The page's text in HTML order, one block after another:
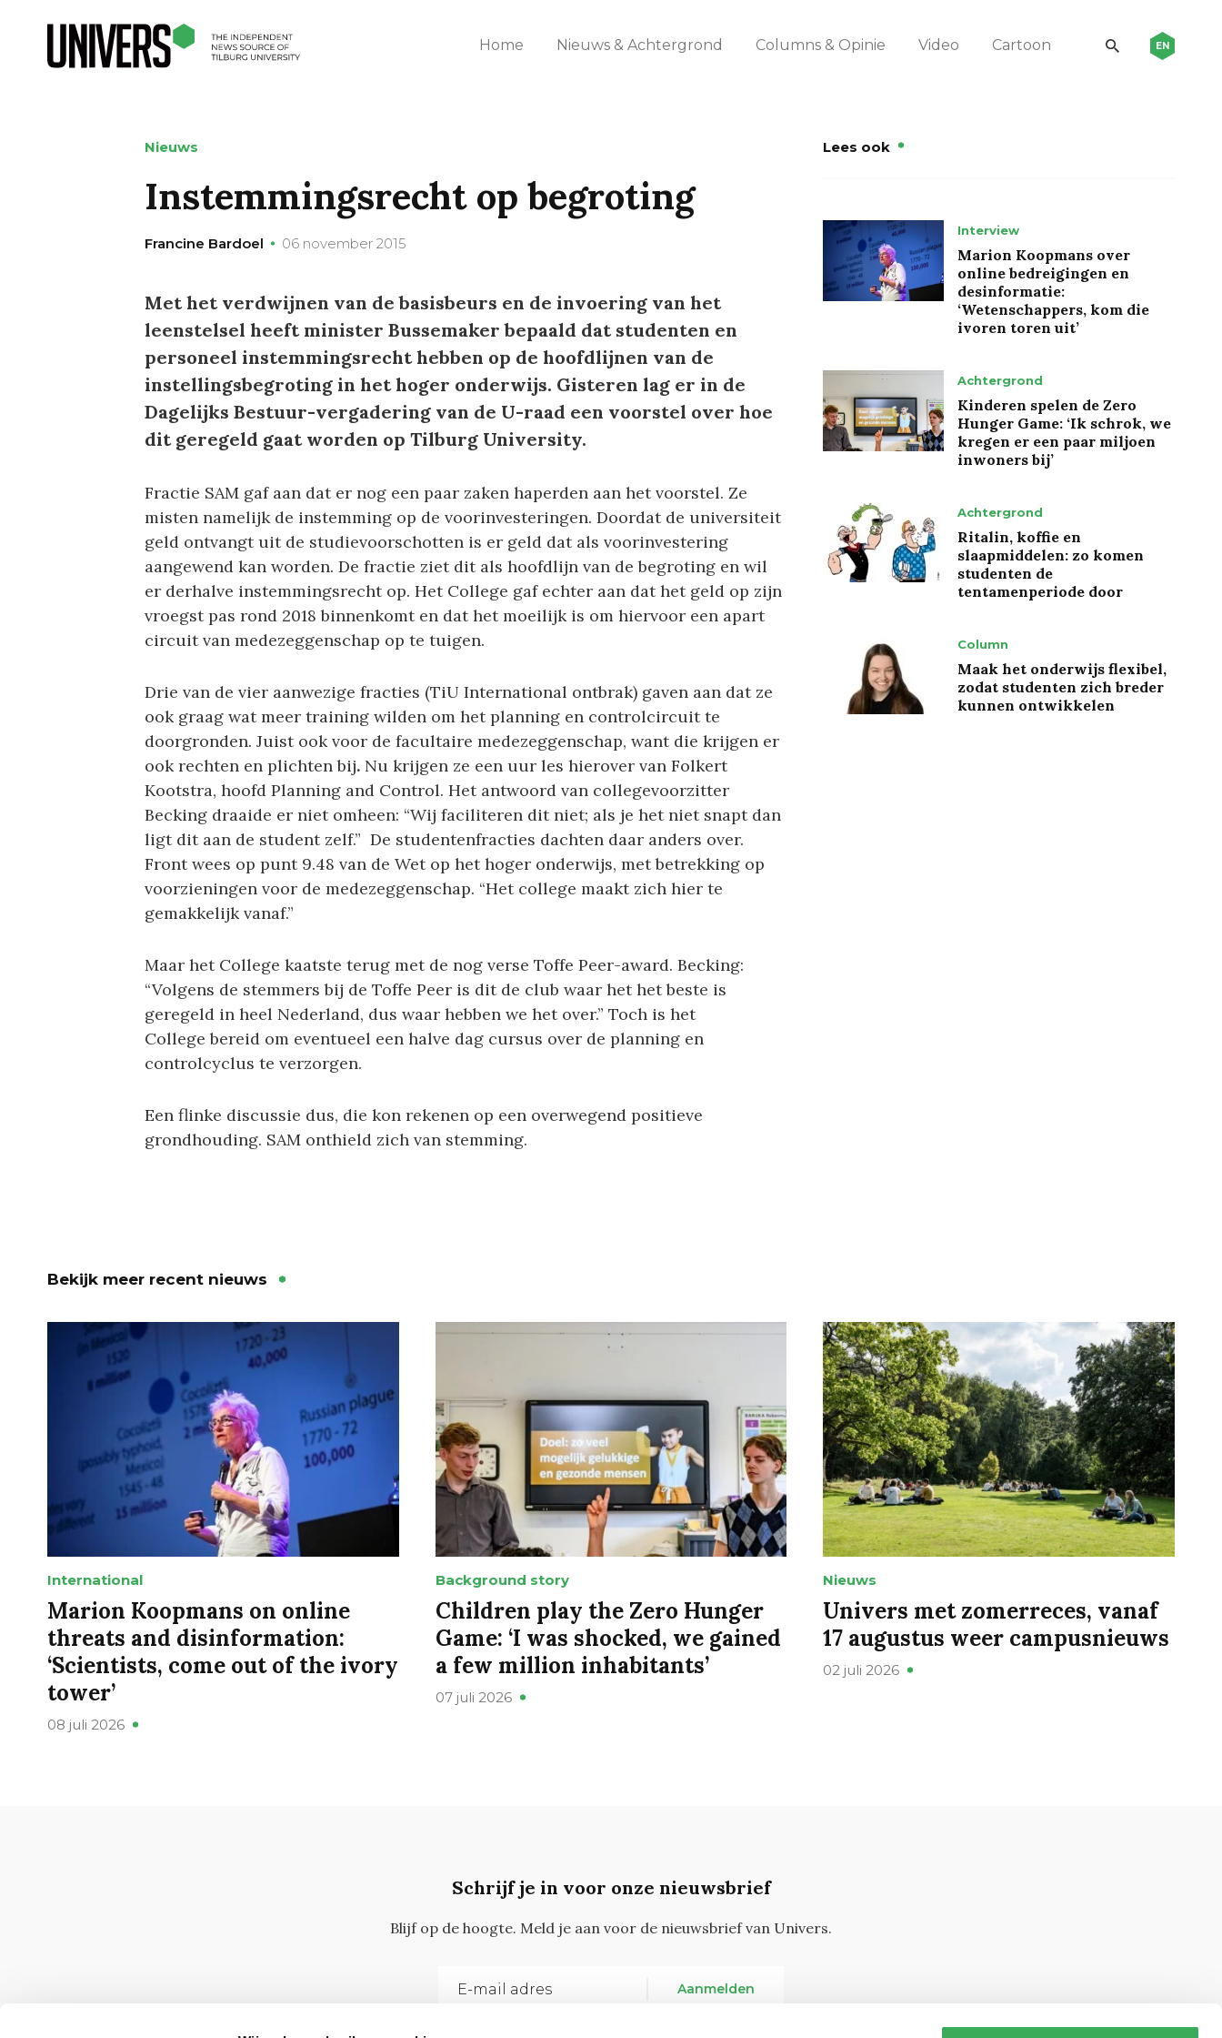
Home Nieuws & Achtergrond Columns & Opinie Video Cartoon EN
Nieuws
Instemmingsrecht op begroting
Francine Bardoel 06 november 2015
Met het verdwijnen van de basisbeurs en de invoering van het
leenstelsel heeft minister Bussemaker bepaald dat studenten en
personeel instemmingsrecht hebben op de hoofdlijnen van de
instellingsbegroting in het hoger onderwijs. Gisteren lag er in de
Dagelijks Bestuur-vergadering van de U-raad een voorstel over hoe
dit geregeld gaat worden op Tilburg University.
Fractie SAM gaf aan dat er nog een paar zaken haperden aan het voorstel. Ze
misten namelijk de instemming op de voorinvesteringen. Doordat de universiteit
geld ontvangt uit de studievoorschotten is er geld dat als voorinvestering
aangewend kan worden. De fractie ziet dit als hoofdlijn van de begroting en wil
er derhalve instemmingsrecht op. Het College gaf echter aan dat het geld op zijn
vroegst pas rond 2018 binnenkomt en dat het moeilijk is om hiervoor een apart
circuit van medezeggenschap op te tuigen.
Drie van de vier aanwezige fracties (TiU International ontbrak) gaven aan dat ze
ook graag wat meer training wilden om het planning en controlcircuit te
doorgronden. Juist ook voor de facultaire medezeggenschap, want die krijgen er
ook rechten en plichten bij.Nu krijgen ze een uur les hierover van Folkert
Kootstra, hoofd Planning and Control. Het antwoord van collegevoorzitter
Becking draaide er niet omheen: “Wij faciliteren dit niet; als je het niet snapt dan
ligt dit aan de student zelf.” De studentenfracties dachten daar anders over.
Front wees op punt 9.48 van de Wet op het hoger onderwijs, met betrekking op
voorzieningen voor de medezeggenschap. “Het college maakt zich hier te
gemakkelijk vanaf.”
Maar het College kaatste terug met de nog verse Toffe Peer-award. Becking:
“Volgens de stemmers bij de Toffe Peer is dit de club waar het het beste is
geregeld in heel Nederland, dus waar hebben we het over.” Toch is het
College bereid om eventueel een halve dag cursus over de planning en
controlcyclus te verzorgen.
Een flinke discussie dus, die kon rekenen op een overwegend positieve
grondhouding. SAM onthield zich van stemming.
Lees ook
Interview
Marion Koopmans over
online bedreigingen en
desinformatie:
‘Wetenschappers, kom die
ivoren toren uit’
Achtergrond
Kinderen spelen de Zero
Hunger Game: ‘Ik schrok, we
kregen er een paar miljoen
inwoners bij’
Achtergrond
Ritalin, koffie en
slaapmiddelen: zo komen
studenten de
tentamenperiode door
Column
Maak het onderwijs flexibel,
zodat studenten zich breder
kunnen ontwikkelen
Bekijk meer recent nieuws
International
Marion Koopmans on online
threats and disinformation:
‘Scientists, come out of the ivory
tower’
08 juli 2026
Background story
Children play the Zero Hunger
Game: ‘I was shocked, we gained
a few million inhabitants’
07 juli 2026
Nieuws
Univers met zomerreces, vanaf
17 augustus weer campusnieuws
02 juli 2026
Schrijf je in voor onze nieuwsbrief
Blijf op de hoogte. Meld je aan voor de nieuwsbrief van Univers.
Aanmelden